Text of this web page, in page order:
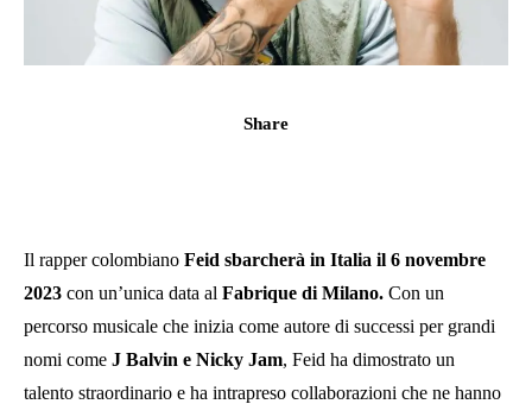
Share
Il rapper colombiano Feid sbarcherà in Italia il 6 novembre
2023 con un’unica data al Fabrique di Milano. Con un
percorso musicale che inizia come autore di successi per grandi
nomi come J Balvin e Nicky Jam, Feid ha dimostrato un
talento straordinario e ha intrapreso collaborazioni che ne hanno